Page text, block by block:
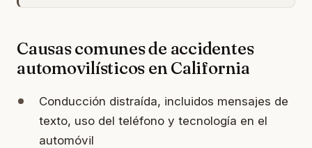
Causas comunes de accidentes
automovilísticos en California
Conducción distraída, incluidos mensajes de
texto, uso del teléfono y tecnología en el
automóvil